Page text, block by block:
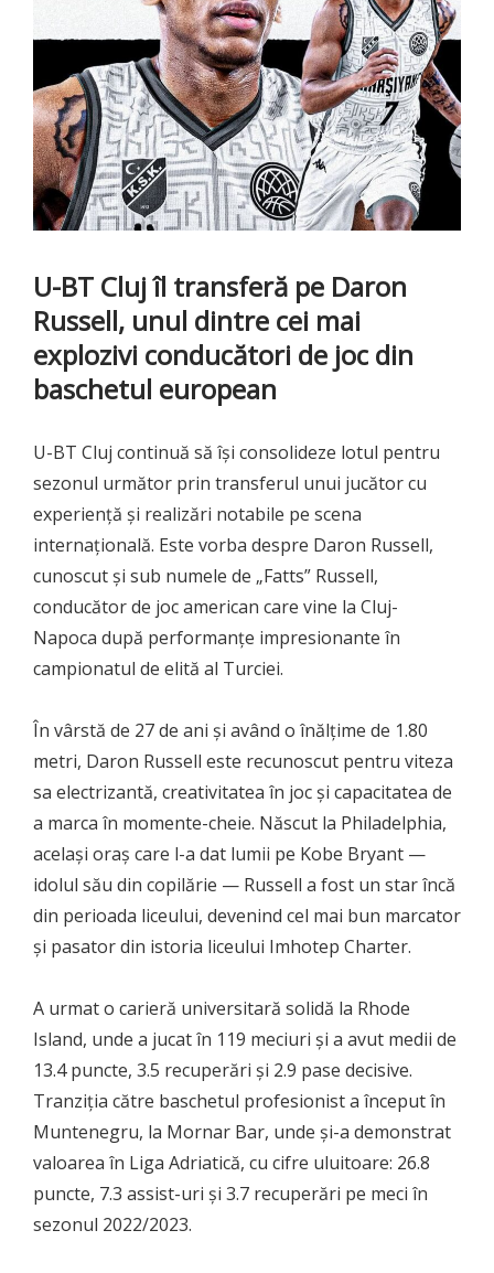
U-BT Cluj îl transferă pe Daron
Russell, unul dintre cei mai
explozivi conducători de joc din
baschetul european
U-BT Cluj continuă să își consolideze lotul pentru
sezonul următor prin transferul unui jucător cu
experiență și realizări notabile pe scena
internațională. Este vorba despre Daron Russell,
cunoscut și sub numele de „Fatts” Russell,
conducător de joc american care vine la Cluj-
Napoca după performanțe impresionante în
campionatul de elită al Turciei.
În vârstă de 27 de ani și având o înălțime de 1.80
metri, Daron Russell este recunoscut pentru viteza
sa electrizantă, creativitatea în joc și capacitatea de
a marca în momente-cheie. Născut la Philadelphia,
același oraș care l-a dat lumii pe Kobe Bryant —
idolul său din copilărie — Russell a fost un star încă
din perioada liceului, devenind cel mai bun marcator
și pasator din istoria liceului Imhotep Charter.
A urmat o carieră universitară solidă la Rhode
Island, unde a jucat în 119 meciuri și a avut medii de
13.4 puncte, 3.5 recuperări și 2.9 pase decisive.
Tranziția către baschetul profesionist a început în
Muntenegru, la Mornar Bar, unde și-a demonstrat
valoarea în Liga Adriatică, cu cifre uluitoare: 26.8
puncte, 7.3 assist-uri și 3.7 recuperări pe meci în
sezonul 2022/2023.